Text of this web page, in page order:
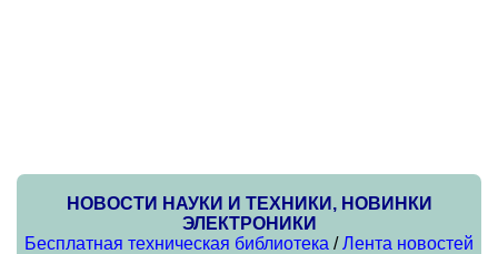
НОВОСТИ НАУКИ И ТЕХНИКИ, НОВИНКИ
ЭЛЕКТРОНИКИ
Бесплатная техническая библиотека /Лента новостей